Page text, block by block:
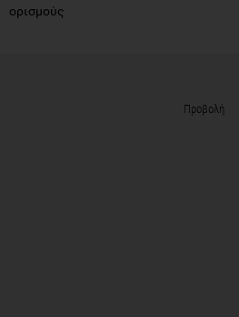
ορισμούς
Προβολή